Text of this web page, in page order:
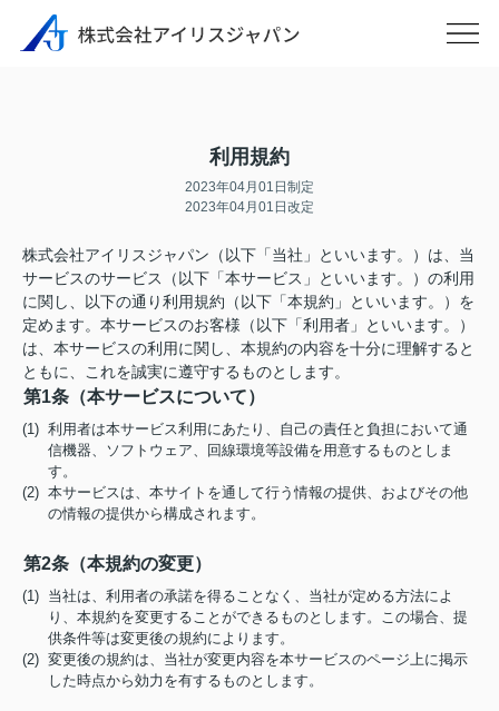
利用規約
2023年04月01日制定
2023年04月01日改定
株式会社アイリスジャパン（以下「当社」といいます。）は、当
サービスのサービス（以下「本サービス」といいます。）の利用
に関し、以下の通り利用規約（以下「本規約」といいます。）を
定めます。本サービスのお客様（以下「利用者」といいます。）
は、本サービスの利用に関し、本規約の内容を十分に理解すると
ともに、これを誠実に遵守するものとします。
第1条（本サービスについて）
(1) 利用者は本サービス利用にあたり、自己の責任と負担において通
信機器、ソフトウェア、回線環境等設備を用意するものとしま
す。
(2) 本サービスは、本サイトを通して行う情報の提供、およびその他
の情報の提供から構成されます。
第2条（本規約の変更）
(1) 当社は、利用者の承諾を得ることなく、当社が定める方法によ
り、本規約を変更することができるものとします。この場合、提
供条件等は変更後の規約によります。
(2) 変更後の規約は、当社が変更内容を本サービスのページ上に掲示
した時点から効力を有するものとします。